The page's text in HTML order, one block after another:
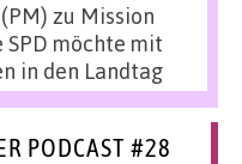
zu Mission
möchte mit
in den Landtag
PODCAST #28